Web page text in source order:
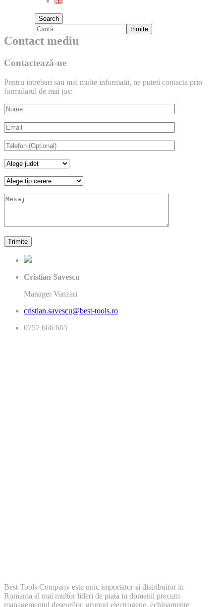
Search
trimite
Contact mediu
Contactează-ne
Pentru intrebari sau mai multe informatii, ne puteti contacta prin
formularul de mai jos:
Cristian Savescu
Manager Vanzari
cristian.savescu@best-tools.ro
0757 666 665
Best Tools Company este unic importator si distribuitor in
Romania al mai multor lideri de piata in domenii precum
managementul deseurilor, grupuri electrogene, echipamente